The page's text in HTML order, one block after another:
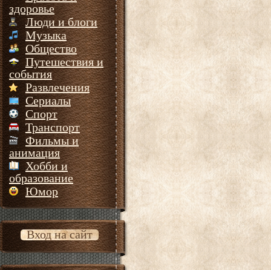
здоровье
Люди и блоги
Музыка
Общество
Путешествия и
события
Развлечения
Сериалы
Спорт
Транспорт
Фильмы и
анимация
Хобби и
образование
Юмор
Вход на сайт